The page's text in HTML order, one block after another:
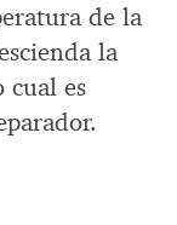
de la
la
cual es